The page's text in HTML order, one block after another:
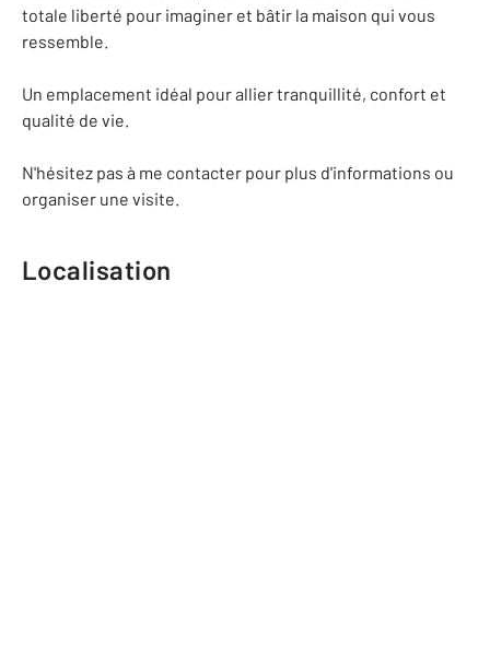
totale liberté pour imaginer et bâtir la maison qui vous
ressemble.
Un emplacement idéal pour allier tranquillité, confort et
qualité de vie.
N'hésitez pas à me contacter pour plus d'informations ou
organiser une visite.
Localisation